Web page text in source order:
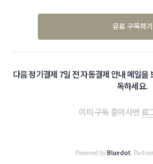
유료 구독하기
다음 정기결제 7일 전 자동결제 안내 메일
독하세요.
이미 구독 중이시면 로
Powered byBluedot ,